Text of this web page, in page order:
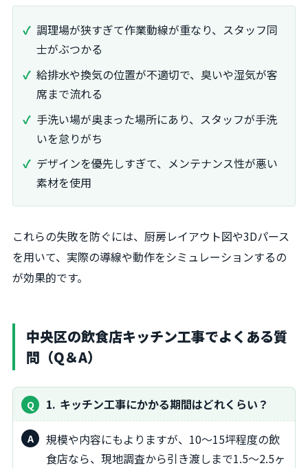
調理場が狭すぎて作業動線が重なり、スタッフ同
士がぶつかる
給排水や換気の位置が不適切で、臭いや湿気が客
席まで流れる
手洗い場が奥まった場所にあり、スタッフが手洗
いを怠りがち
デザインを優先しすぎて、メンテナンス性が悪い
素材を使用
これらの失敗を防ぐには、厨房レイアウト図や3Dパース
を用いて、実際の導線や動作をシミュレーションするの
が効果的です。
中央区の飲食店キッチン工事でよくある質
問（Q＆A）
1 キッチン工事にかかる期間はどれくらい？
規模や内容にもよりますが、10～15坪程度の飲
食店なら、現地調査から引き渡しまで1.5～2.5ヶ